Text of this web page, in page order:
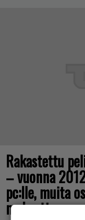
Rakastettu
– vuonna
pc:lle, muita
maksutta